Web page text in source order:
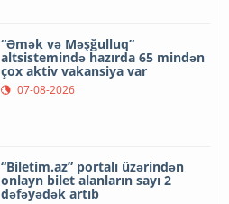
“Əmək və Məşğulluq”
altsistemində hazırda 65 mindən
çox aktiv vakansiya var
07-08-2026
“Biletim.az” portalı üzərindən
onlayn bilet alanların sayı 2
dəfəyədək artıb